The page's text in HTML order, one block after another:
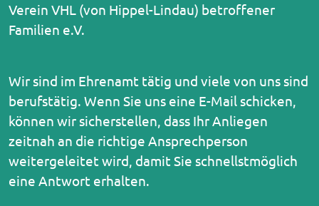
Verein VHL (von Hippel-Lindau) betroffener
Familien e.V.
Wir sind im Ehrenamt tätig und viele von uns sind
berufstätig. Wenn Sie uns eine E-Mail schicken,
können wir sicherstellen, dass Ihr Anliegen
zeitnah an die richtige Ansprechperson
weitergeleitet wird, damit Sie schnellstmöglich
eine Antwort erhalten.